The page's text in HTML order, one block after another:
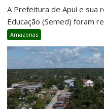
A Prefeitura de Apuí e sua
Educação (Semed) foram
Amazonas